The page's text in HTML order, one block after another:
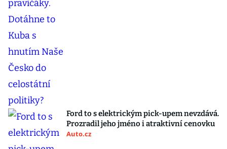
Ford to s elektrickým pick-upem nevzdává.
Prozradil jeho jméno i atraktivní cenovku
Auto.cz